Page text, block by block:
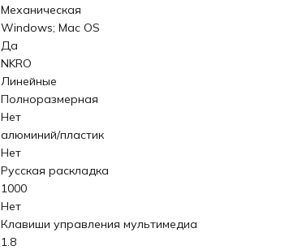
Механическая
Windows; Mac OS
Да
NKRO
Линейные
Полноразмерная
Нет
алюминий/пластик
Нет
Русская раскладка
1000
Нет
Клавиши управления мультимедиа
1.8